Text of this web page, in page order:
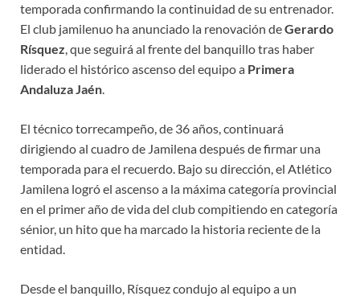
temporada confirmando la continuidad de su entrenador.
El club jamilenuo ha anunciado la renovación deGerardo
Rísquez, que seguirá al frente del banquillo tras haber
liderado el histórico ascenso del equipo a Primera
Andaluza Jaén.
El técnico torrecampeño, de 36 años, continuará
dirigiendo al cuadro de Jamilena después de firmar una
temporada para el recuerdo. Bajo su dirección, el Atlético
Jamilena logró el ascenso a la máxima categoría provincial
en el primer año de vida del club compitiendo en categoría
sénior, un hito que ha marcado la historia reciente de la
entidad.
Desde el banquillo, Rísquez condujo al equipo a un